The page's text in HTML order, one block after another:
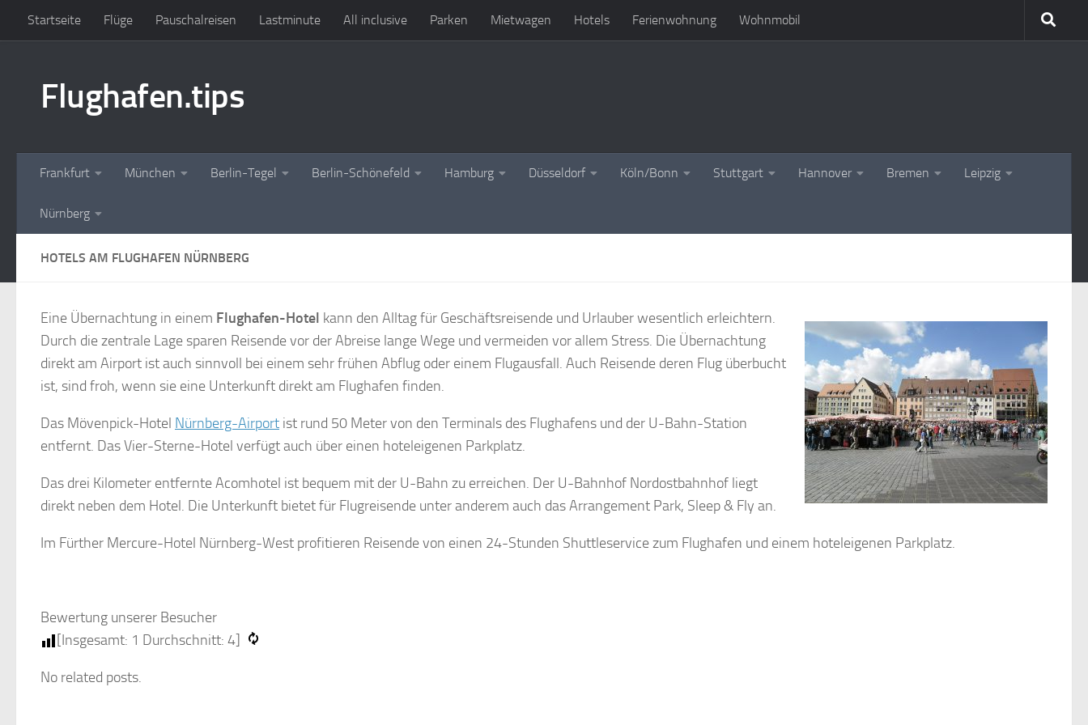
Zum Inhalt springen
Startseite Flüge Pauschalreisen Lastminute All inclusive Parken Mietwagen Hotels Ferienwohnung Wohnmobil
Flughafen.tips
Frankfurt München Berlin-Tegel Berlin-Schönefeld Hamburg Düsseldorf Köln/Bonn Stuttgart Hannover Bremen Leipzig
Nürnberg
HOTELS AM FLUGHAFEN NÜRNBERG
Eine Übernachtung in einem Flughafen-Hotel kann den Alltag für Geschäftsreisende und Urlauber wesentlich erleichtern.
Durch die zentrale Lage sparen Reisende vor der Abreise lange Wege und vermeiden vor allem Stress. Die Übernachtung
direkt am Airport ist auch sinnvoll bei einem sehr frühen Abflug oder einem Flugausfall. Auch Reisende deren Flug überbucht
ist, sind froh, wenn sie eine Unterkunft direkt am Flughafen finden.
Das Mövenpick-Hotel Nürnberg-Airport ist rund 50 Meter von den Terminals des Flughafens und der U-Bahn-Station
entfernt. Das Vier-Sterne-Hotel verfügt auch über einen hoteleigenen Parkplatz.
Das drei Kilometer entfernte Acomhotel ist bequem mit der U-Bahn zu erreichen. Der U-Bahnhof Nordostbahnhof liegt
direkt neben dem Hotel. Die Unterkunft bietet für Flugreisende unter anderem auch das Arrangement Park, Sleep & Fly an.
Im Fürther Mercure-Hotel Nürnberg-West profitieren Reisende von einen 24-Stunden Shuttleservice zum Flughafen und einem hoteleigenen Parkplatz.
Bewertung unserer Besucher
[Insgesamt: 1 Durchschnitt: 4]
No related posts.